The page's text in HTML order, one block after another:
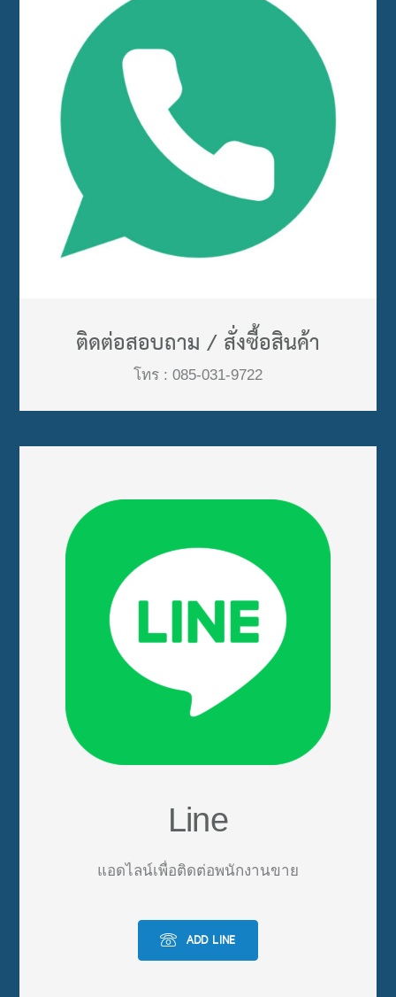
ติดต่อสอบถาม / สั่งซื้อสินค้า
โทร : 085-031-9722
Line
แอดไลน์เพื่อติดต่อพนักงานขาย
ADD LINE